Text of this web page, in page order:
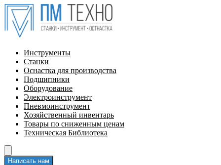
Инструменты
Станки
Оснастка для производства
Подшипники
Оборудование
Электроинструмент
Пневмоинструмент
Хозяйственный инвентарь
Товары по сниженным ценам
Техническая Библиотека
Написать нам